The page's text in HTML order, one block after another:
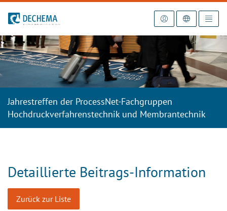
Zur Startseite
Jahrestreffen der ProcessNet-Fachgruppen
Hochdruckverfahrenstechnik und Membrantechnik
Detaillierte Beitrags-Information
Zurück zur Liste